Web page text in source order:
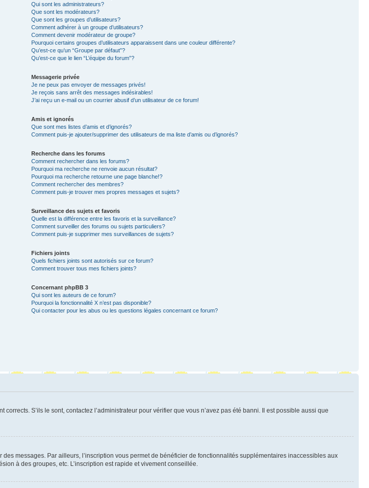
Qui sont les administrateurs?
Que sont les modérateurs?
Que sont les groupes d’utilisateurs?
Comment adhérer à un groupe d’utilisateurs?
Comment devenir modérateur de groupe?
Pourquoi certains groupes d’utilisateurs apparaissent dans une couleur différente?
Qu’est-ce qu’un “Groupe par défaut”?
Qu’est-ce que le lien “L’équipe du forum”?
Messagerie privée
Je ne peux pas envoyer de messages privés!
Je reçois sans arrêt des messages indésirables!
J’ai reçu un e-mail ou un courrier abusif d’un utilisateur de ce forum!
Amis et ignorés
Que sont mes listes d’amis et d’ignorés?
Comment puis-je ajouter/supprimer des utilisateurs de ma liste d’amis ou d’ignorés?
Recherche dans les forums
Comment rechercher dans les forums?
Pourquoi ma recherche ne renvoie aucun résultat?
Pourquoi ma recherche retourne une page blanche!?
Comment rechercher des membres?
Comment puis-je trouver mes propres messages et sujets?
Surveillance des sujets et favoris
Quelle est la différence entre les favoris et la surveillance?
Comment surveiller des forums ou sujets particuliers?
Comment puis-je supprimer mes surveillances de sujets?
Fichiers joints
Quels fichiers joints sont autorisés sur ce forum?
Comment trouver tous mes fichiers joints?
Concernant phpBB 3
Qui sont les auteurs de ce forum?
Pourquoi la fonctionnalité X n’est pas disponible?
Qui contacter pour les abus ou les questions légales concernant ce forum?
S’ils le sont, contactez l’administrateur pour vérifier que vous n’avez pas été banni. Il est possible aussi que
messages. Par ailleurs, l’inscription vous permet de bénéficier de fonctionnalités supplémentaires inaccessibles aux
à des groupes, etc. L’inscription est rapide et vivement conseillée.